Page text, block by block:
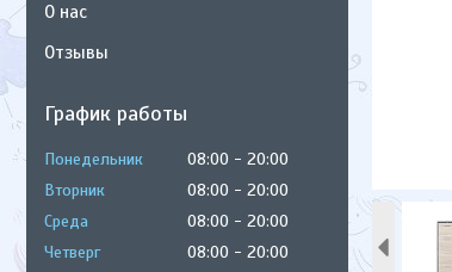
О нас
Отзывы
График работы
Понедельник 08:00
20:00
Вторник
08:00
20:00
Среда
08:00
20:00
Четверг
08:00
20:00